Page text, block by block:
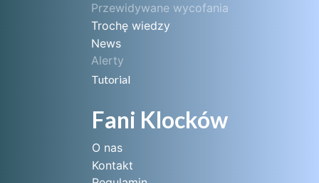
Przewidywane wycofania
Trochę wiedzy
News
Alerty
Tutorial
Fani Klocków
O nas
Kontakt